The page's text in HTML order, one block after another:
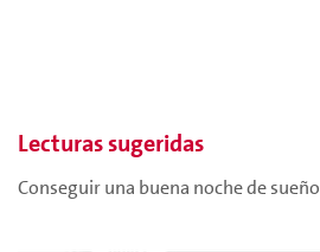
Lecturas sugeridas
Conseguir una buena noche de sueño